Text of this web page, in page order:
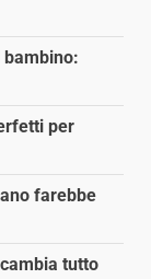
per
farebbe
tutto